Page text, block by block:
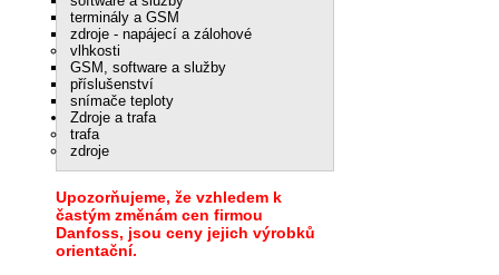
terminály a GSM
zdroje - napájecí a zálohové
vlhkosti
GSM, software a služby
příslušenství
snímače teploty
Zdroje a trafa
trafa
zdroje
Upozorňujeme, že vzhledem k
častým změnám cen firmou
Danfoss, jsou ceny jejich výrobků
orientační.